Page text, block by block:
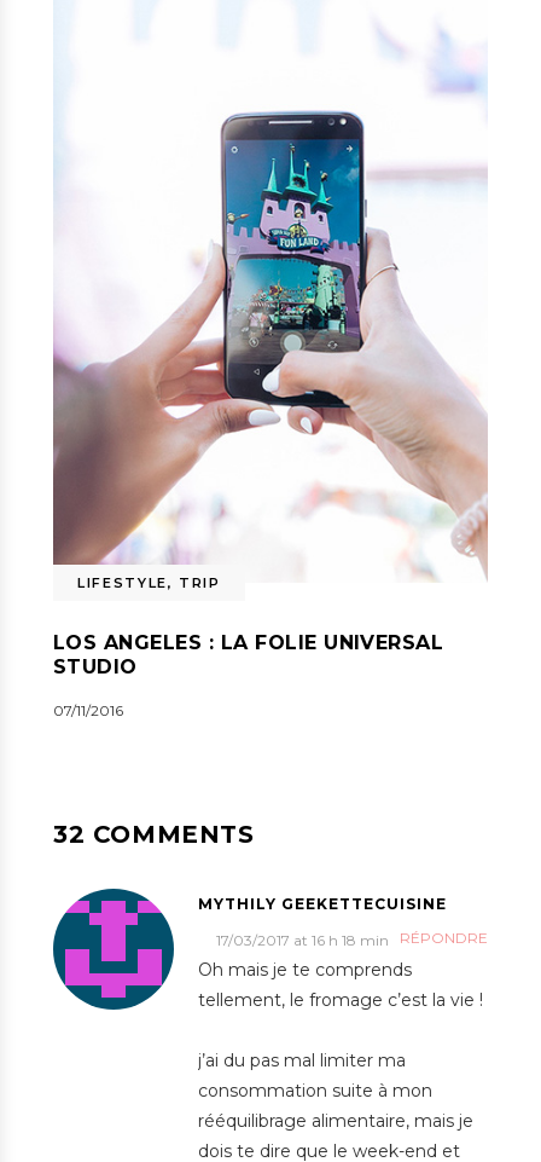
LIFESTYLE, TRIP
LOS ANGELES : LA FOLIE UNIVERSAL
STUDIO
07/11/2016
32 COMMENTS
MYTHILY GEEKETTECUISINE
17/03/2017 at 16 h 18 min
RÉPONDRE
Oh mais je te comprends
tellement, le fromage c’est la vie !
j’ai du pas mal limiter ma
consommation suite à mon
rééquilibrage alimentaire, mais je
dois te dire que le week-end et